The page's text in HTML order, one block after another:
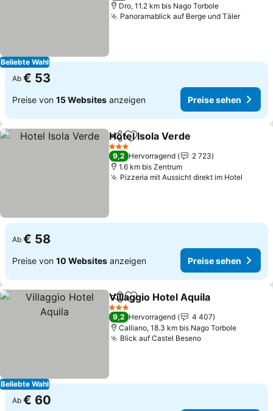
Beliebte Wahl
Dro, 11.2 km bis Nago Torbole
Panoramablick auf Berge und Täler
Ab € 53
Preise von 15 Websites anzeigen Preise sehen
TeilenZu Favoriten hinzufügen
Hotel Isola Verde
3 Sterne
9,2 Hervorragend
2 723
1.6 km bis Zentrum
Pizzeria mit Aussicht direkt im Hotel
Ab € 58
Preise von 10 Websites anzeigen Preise sehen
Beliebte Wahl
TeilenZu Favoriten hinzufügen
Villaggio Hotel Aquila
3 Sterne
9,2 Hervorragend
4 407
Calliano, 18.3 km bis Nago Torbole
Blick auf Castel Beseno
Ab € 60